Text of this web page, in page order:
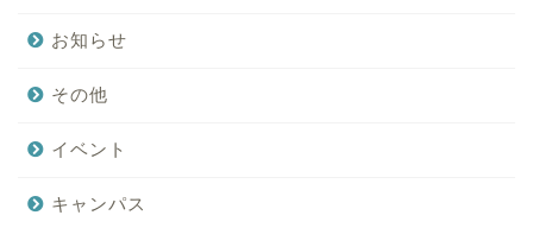
お知らせ
その他
イベント
キャンパス